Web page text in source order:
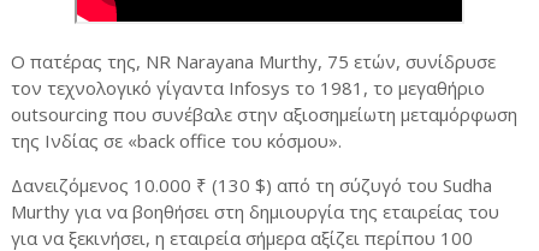
Ο πατέρας της, NR Narayana Murthy, 75 ετών, συνίδρυσε
τον τεχνολογικό γίγαντα Infosys το 1981, το μεγαθήριο
outsourcing που συνέβαλε στην αξιοσημείωτη μεταμόρφωση
της Ινδίας σε «back office του κόσμου».
Δανειζόμενος 10.000 ₹ (130 $) από τη σύζυγό του Sudha
Murthy για να βοηθήσει στη δημιουργία της εταιρείας του
για να ξεκινήσει, η εταιρεία σήμερα αξίζει περίπου 100